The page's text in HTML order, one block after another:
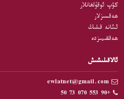
كۆپ ئوقۇلغانلار
ھەقسىزلار
ئىئانە قىلىڭ
ھەققىمىزدە
ئالاقىلىشىش
+90 553 070 73 50